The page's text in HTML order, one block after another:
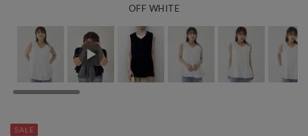
OFF WHITE